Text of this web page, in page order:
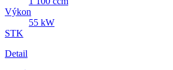
Výkon
55 kW
STK
Detail